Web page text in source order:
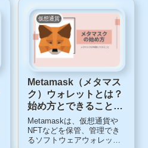
トポイント
（BITPOINT）」口座は持
っていて損はありません。
そこで簡単にできる口座
開...
仮想通貨
Metamask（メタマス
ク）ウォレットとは？
始め方とできること、
使い方
Metamaskは、仮想通貨や
NFTなどを保管、管理でき
るソフトウェアウォレッ